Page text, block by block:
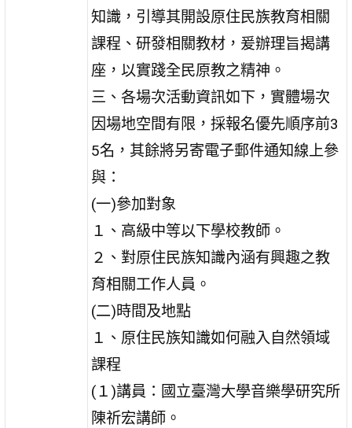
知識，引導其開設原住民族教育相關
課程、研發相關教材，爰辦理旨揭講
座，以實踐全民原教之精神。
三、各場次活動資訊如下，實體場次
因場地空間有限，採報名優先順序前3
5名，其餘將另寄電子郵件通知線上參
與：
(一)參加對象
１、高級中等以下學校教師。
２、對原住民族知識內涵有興趣之教
育相關工作人員。
(二)時間及地點
１、原住民族知識如何融入自然領域
課程
(１)講員：國立臺灣大學音樂學研究所
陳祈宏講師。